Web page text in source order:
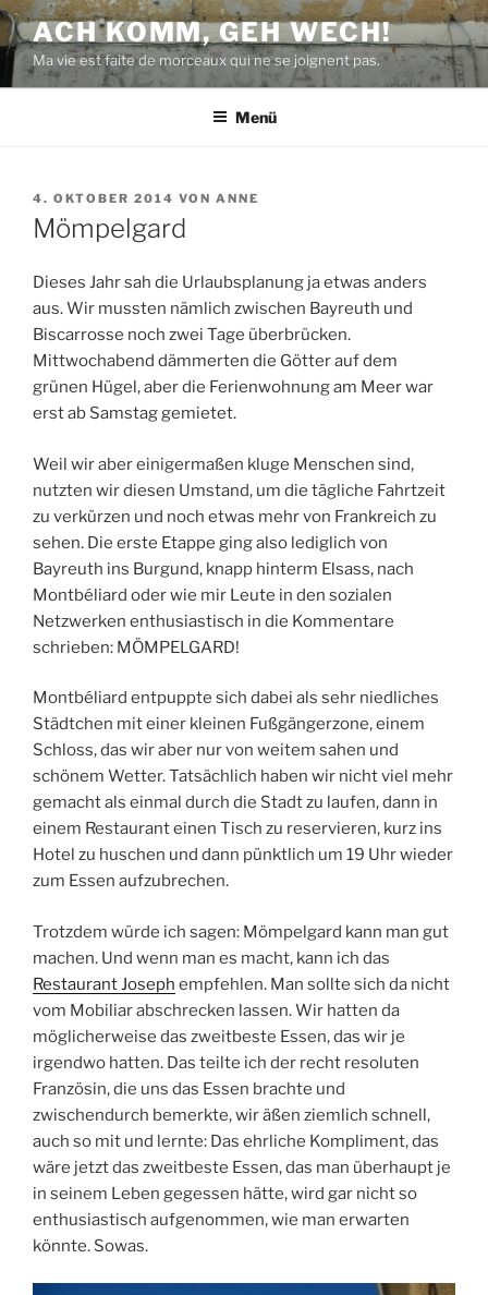
Zum
Inhalt
springen
ACH KOMM, GEH WECH!
Ma vie est faite de morceaux qui ne se joignent pas.
Menü
VERÖFFENTLICHT
AM
4. OKTOBER 2014 VON ANNE
Mömpelgard
Dieses Jahr sah die Urlaubsplanung ja etwas anders
aus. Wir mussten nämlich zwischen Bayreuth und
Biscarrosse noch zwei Tage überbrücken.
Mittwochabend dämmerten die Götter auf dem
grünen Hügel, aber die Ferienwohnung am Meer war
erst ab Samstag gemietet.
Weil wir aber einigermaßen kluge Menschen sind,
nutzten wir diesen Umstand, um die tägliche Fahrtzeit
zu verkürzen und noch etwas mehr von Frankreich zu
sehen. Die erste Etappe ging also lediglich von
Bayreuth ins Burgund, knapp hinterm Elsass, nach
Montbéliard oder wie mir Leute in den sozialen
Netzwerken enthusiastisch in die Kommentare
schrieben: MÖMPELGARD!
Montbéliard entpuppte sich dabei als sehr niedliches
Städtchen mit einer kleinen Fußgängerzone, einem
Schloss, das wir aber nur von weitem sahen und
schönem Wetter. Tatsächlich haben wir nicht viel mehr
gemacht als einmal durch die Stadt zu laufen, dann in
einem Restaurant einen Tisch zu reservieren, kurz ins
Hotel zu huschen und dann pünktlich um 19 Uhr wieder
zum Essen aufzubrechen.
Trotzdem würde ich sagen: Mömpelgard kann man gut
machen. Und wenn man es macht, kann ich das
Restaurant Joseph empfehlen. Man sollte sich da nicht
vom Mobiliar abschrecken lassen. Wir hatten da
möglicherweise das zweitbeste Essen, das wir je
irgendwo hatten. Das teilte ich der recht resoluten
Französin, die uns das Essen brachte und
zwischendurch bemerkte, wir äßen ziemlich schnell,
auch so mit und lernte: Das ehrliche Kompliment, das
wäre jetzt das zweitbeste Essen, das man überhaupt je
in seinem Leben gegessen hätte, wird gar nicht so
enthusiastisch aufgenommen, wie man erwarten
könnte. Sowas.